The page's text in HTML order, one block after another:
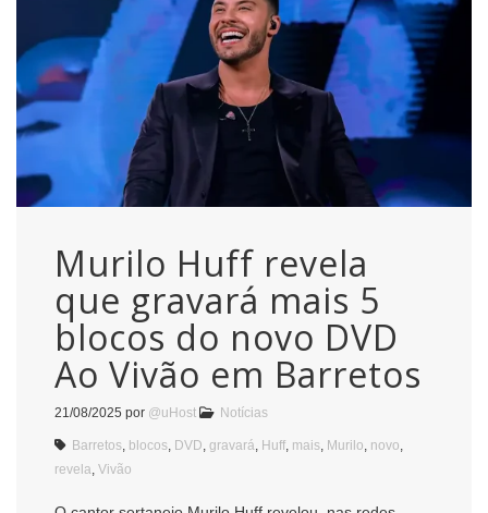
Murilo Huff revela
que gravará mais 5
blocos do novo DVD
Ao Vivão em Barretos
21/08/2025 por @uHost Notícias
Barretos blocos DVD gravará Huff mais Murilo novo
revela Vivão